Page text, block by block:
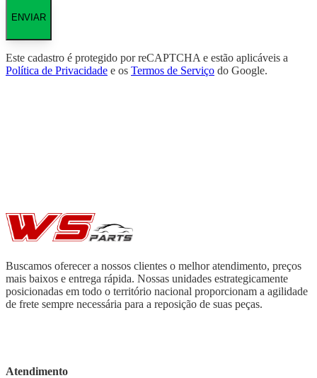
ENVIAR
Este cadastro é protegido por reCAPTCHA e estão aplicáveis a
Política de Privacidade e os Termos de Serviço do Google.
Buscamos oferecer a nossos clientes o melhor atendimento, preços
mais baixos e entrega rápida. Nossas unidades estrategicamente
posicionadas em todo o território nacional proporcionam a agilidade
de frete sempre necessária para a reposição de suas peças.
Atendimento